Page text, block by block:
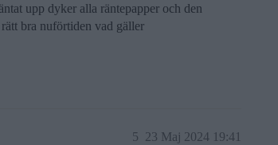
upp dyker alla räntepapper och den
bra nuförtiden vad gäller
23 Maj 2024 19:41
5